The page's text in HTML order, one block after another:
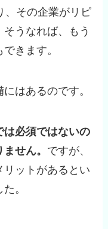
、その企業がリピ
うなれば、もう
きます。
はあるのです。
は必須ではないの
せん。 ですが、
リットがあるとい
。